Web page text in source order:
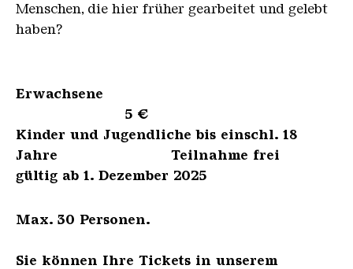
Menschen, die hier früher gearbeitet und gelebt
haben?
Erwachsene
5 €
Kinder und Jugendliche bis einschl. 18
Jahre Teilnahme frei
gültig ab 1. Dezember 2025
Max. 30 Personen.
Sie können Ihre Tickets in unserem